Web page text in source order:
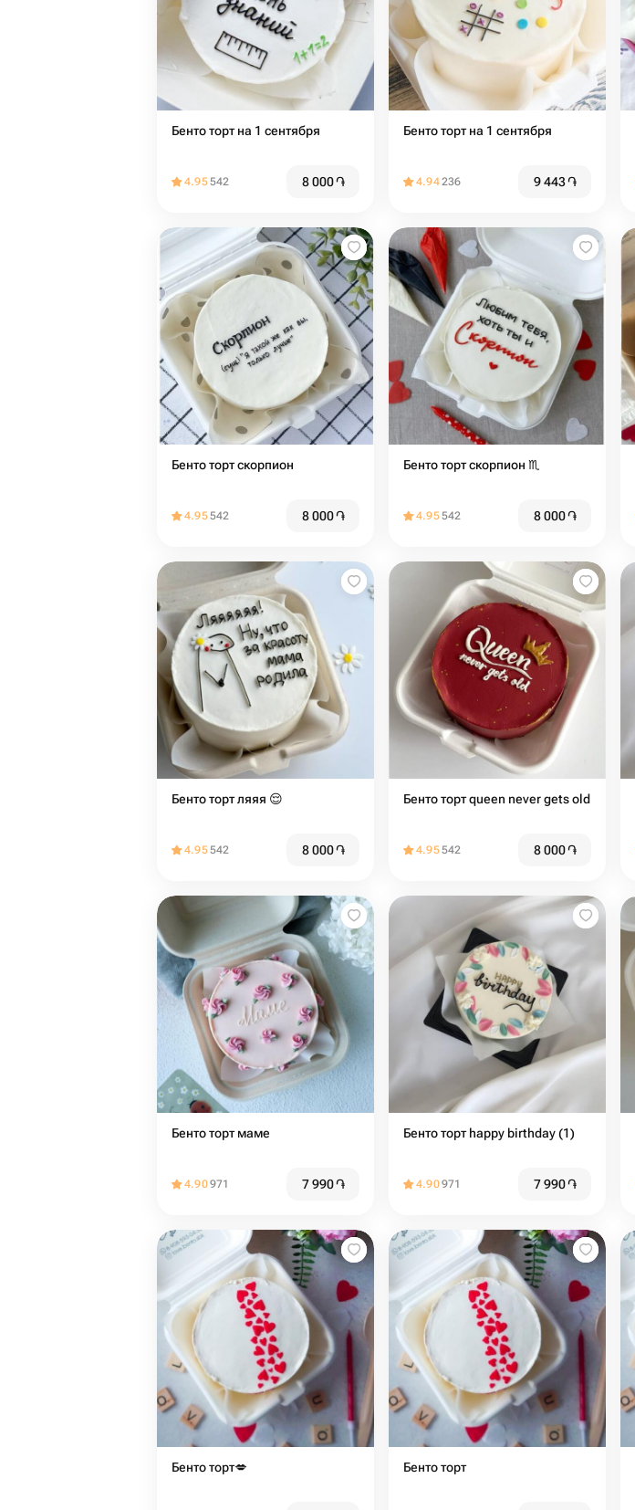
Бенто торт на 1 сентября
4.95542 8 000֏
Бенто торт на 1 сентября
4.94236 9 443֏
Бенто торт скорпион
4.95542 8 000֏
Бенто торт скорпион ♏️
4.95542 8 000֏
Бенто торт ляяя 😌
4.95542 8 000֏
Бенто торт queen never gets old
4.95542 8 000֏
Бенто торт маме
4.90971 7 990֏
Бенто торт happy birthday (1)
4.90971 7 990֏
Бенто торт💋️ Бенто торт